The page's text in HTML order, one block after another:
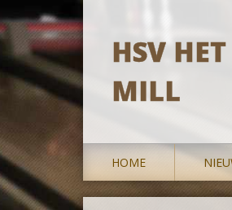
HSV
MILL
HOME